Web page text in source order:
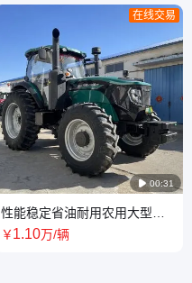
 00:31
在线交易
性能稳定省油耐用农用大型轮
式农机雷沃欧豹M1604-5RP拖
￥1.10万/辆